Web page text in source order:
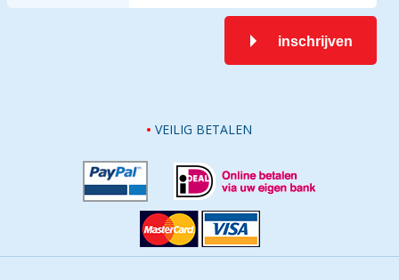
inschrijven
VEILIG BETALEN